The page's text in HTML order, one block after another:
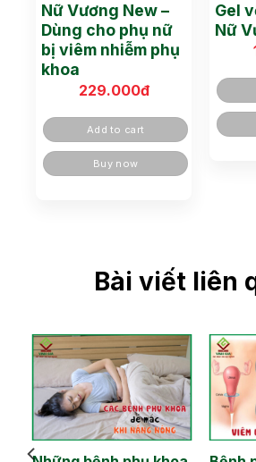
Nữ Vương New –
Dùng cho phụ nữ
bị viêm nhiễm phụ
khoa
229.000đ
Add to cart
Buy now
Gel
Nữ
Bài viết liên